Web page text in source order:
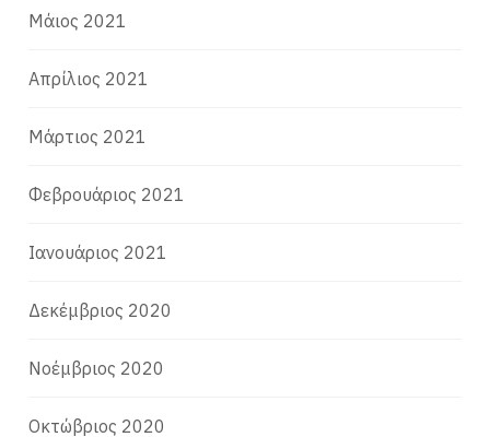
Μάιος 2021
Απρίλιος 2021
Μάρτιος 2021
Φεβρουάριος 2021
Ιανουάριος 2021
Δεκέμβριος 2020
Νοέμβριος 2020
Οκτώβριος 2020